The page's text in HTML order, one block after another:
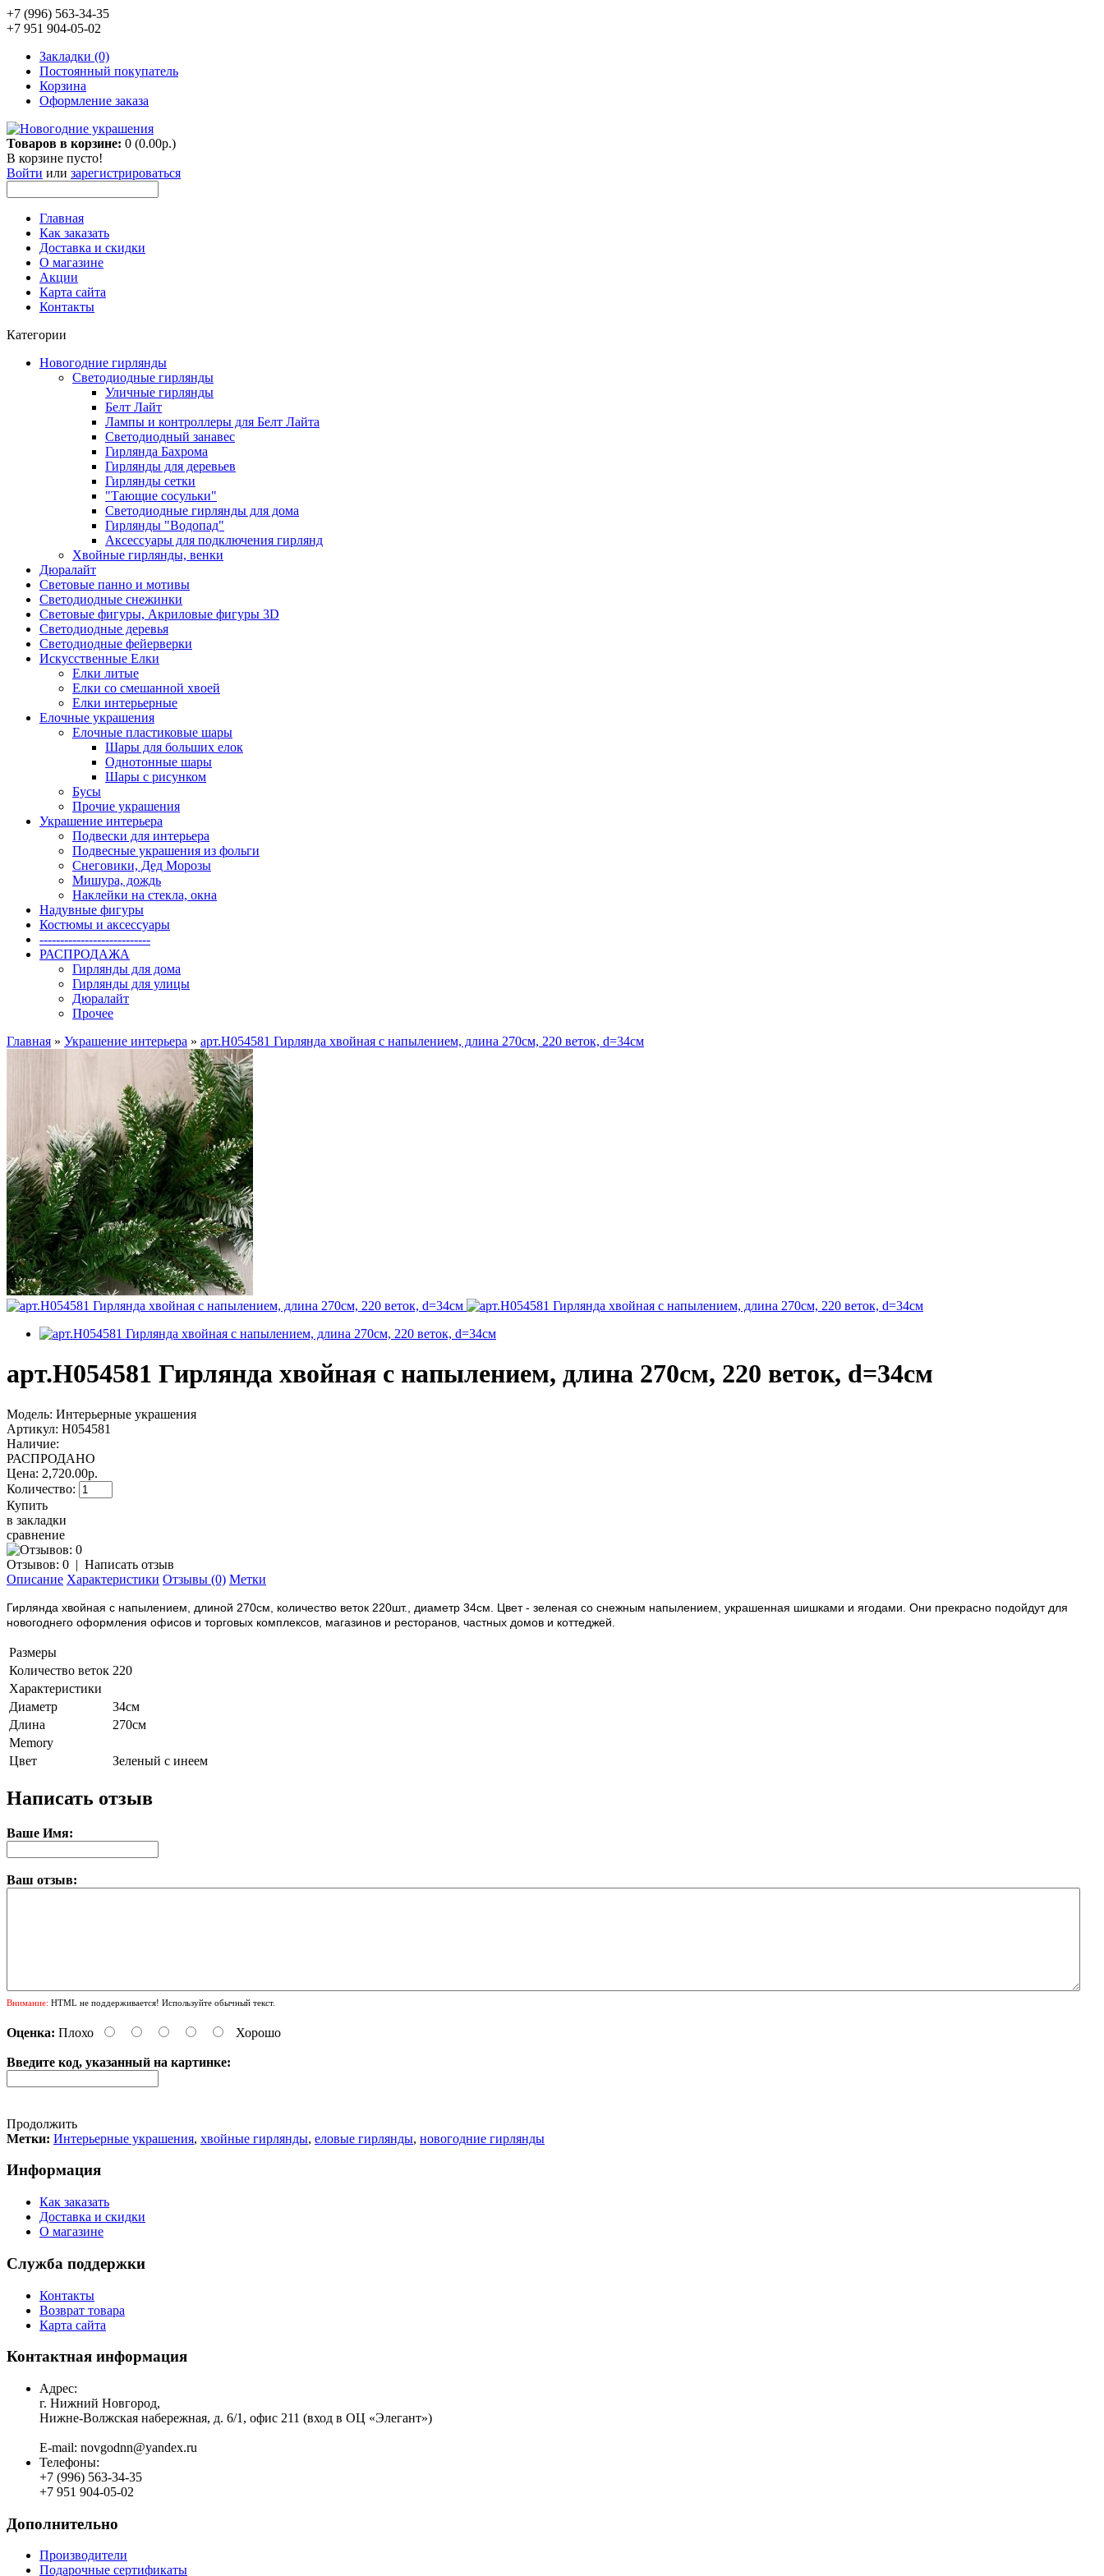
+7 (996) 563-34-35
+7 951 904-05-02
Закладки (0)
Постоянный покупатель
Корзина
Оформление заказа
Товаров в корзине: 0 (0.00р.)
В корзине пусто!
Войти или зарегистрироваться
Главная
Как заказать
Доставка и скидки
О магазине
Акции
Карта сайта
Контакты
Категории
Новогодние гирлянды
Светодиодные гирлянды
Уличные гирлянды
Белт Лайт
Лампы и контроллеры для Белт Лайта
Светодиодный занавес
Гирлянда Бахрома
Гирлянды для деревьев
Гирлянды сетки
"Тающие сосульки"
Светодиодные гирлянды для дома
Гирлянды "Водопад"
Аксессуары для подключения гирлянд
Хвойные гирлянды, венки
Дюралайт
Световые панно и мотивы
Светодиодные снежинки
Световые фигуры, Акриловые фигуры 3D
Светодиодные деревья
Светодиодные фейерверки
Искусственные Елки
Елки литые
Елки со смешанной хвоей
Елки интерьерные
Елочные украшения
Елочные пластиковые шары
Шары для больших елок
Однотонные шары
Шары с рисунком
Бусы
Прочие украшения
Украшение интерьера
Подвески для интерьера
Подвесные украшения из фольги
Снеговики, Дед Морозы
Мишура, дождь
Наклейки на стекла, окна
Надувные фигуры
Костюмы и аксессуары
---------------------------
РАСПРОДАЖА
Гирлянды для дома
Гирлянды для улицы
Дюралайт
Прочее
Главная » Украшение интерьера » арт.Н054581 Гирлянда хвойная с напылением, длина 270см, 220 веток, d=34см
арт.Н054581 Гирлянда хвойная с напылением, длина 270см, 220 веток, d=34см
Модель: Интерьерные украшения
Артикул: Н054581
Наличие:
РАСПРОДАНО
Цена: 2,720.00р.
Количество:
Купить
в закладки
сравнение
Отзывов: 0 | Написать отзыв
Описание Характеристики Отзывы (0) Метки
Гирлянда хвойная с напылением, длиной 270см, количество веток 220шт., диаметр 34см. Цвет - зеленая со снежным напылением, украшенная шишками и ягодами. Они прекрасно подойдут для
новогоднего оформления офисов и торговых комплексов, магазинов и ресторанов, частных домов и коттеджей.
Размеры
Количество веток 220
Характеристики
Диаметр
34см
Длина
270см
Memory
Цвет
Зеленый с инеем
Написать отзыв
Ваше Имя:
Ваш отзыв:
Внимание: HTML не поддерживается! Используйте обычный текст.
Оценка: Плохо Хорошо
Введите код, указанный на картинке:
Продолжить
Метки: Интерьерные украшения, хвойные гирлянды, еловые гирлянды, новогодние гирлянды
Информация
Как заказать
Доставка и скидки
О магазине
Служба поддержки
Контакты
Возврат товара
Карта сайта
Контактная информация
Адрес:
г. Нижний Новгород,
Нижне-Волжская набережная, д. 6/1, офис 211 (вход в ОЦ «Элегант»)
E-mail: novgodnn@yandex.ru
Телефоны:
+7 (996) 563-34-35
+7 951 904-05-02
Дополнительно
Производители
Подарочные сертификаты